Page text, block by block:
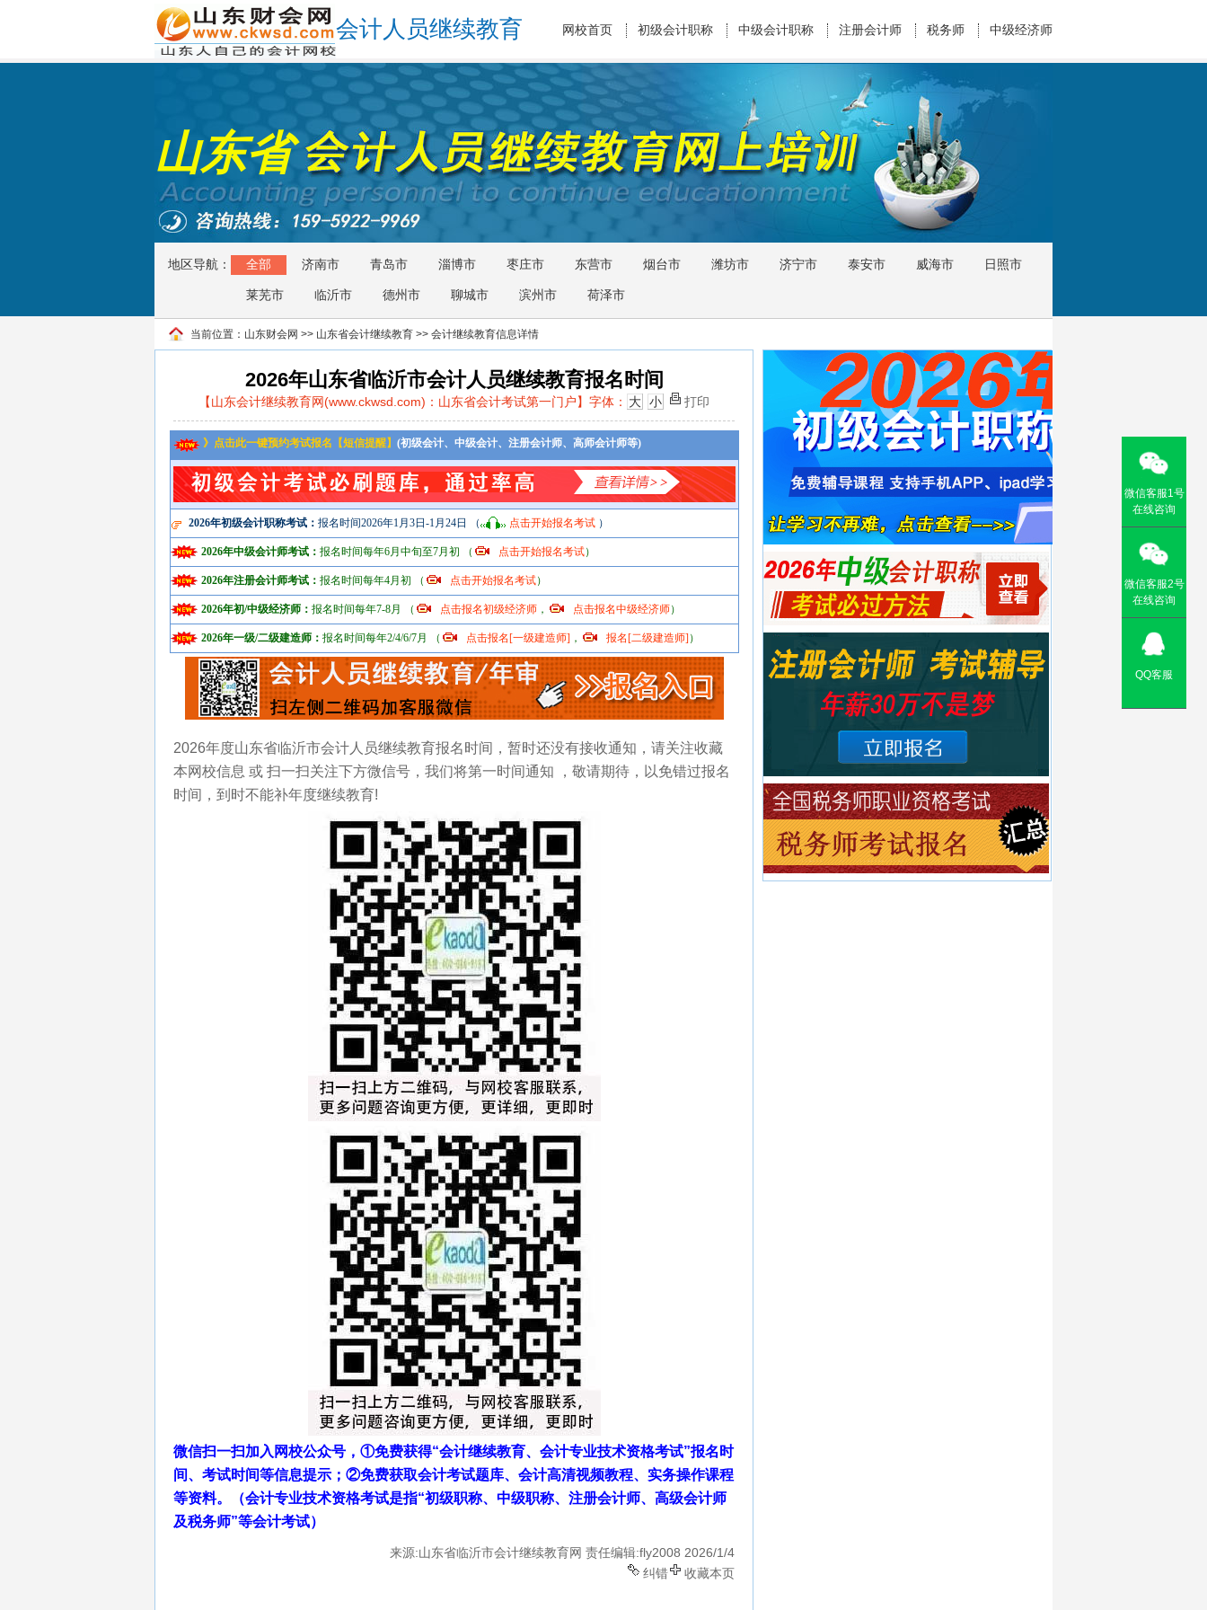
会计人员继续教育 网校首页 初级会计职称 中级会计职称 注册会计师 税务师 中级经济师
山东省
地区导航： 全部 济南市 青岛市 淄博市 枣庄市 东营市 烟台市 潍坊市 济宁市 泰安市 威海市 日照市
莱芜市 临沂市 德州市 聊城市 滨州市 荷泽市
当前位置： 山东财会网 >> 山东省会计继续教育 >> 会计继续教育信息详情
2026年山东省临沂市会计人员继续教育报名时间
【山东会计继续教育网(www.ckwsd.com)：山东省会计考试第一门户】 字体： 大 小 打印
》点击此一键预约考试报名【短信提醒】 (初级会计、中级会计、注册会计师、高师会计师等)
2026年初级会计职称考试： 报名时间2026年1月3日-1月24日 （ 点击开始报名考试）
2026年中级会计师考试： 报名时间每年6月中旬至7月初 （ 点击开始报名考试）
2026年注册会计师考试： 报名时间每年4月初 （ 点击开始报名考试）
2026年初/中级经济师： 报名时间每年7-8月 （ 点击报名初级经济师， 点击报名中级经济师）
2026年一级/二级建造师： 报名时间每年2/4/6/7月 （ 点击报名[一级建造师] ， 报名[二级建造师] ）
2026年度山东省临沂市会计人员继续教育报名时间， 暂时还没有接收通知，请关注收藏
本网校信息 或 扫一扫关注下方微信号，我们将第一时间通知 ，敬请期待，以免错过报名
时间，到时不能补年度继续教育!
微信扫一扫加入网校公众号，①免费获得“会计继续教育、会计专业技术资格考试”报名时
间、考试时间等信息提示；②免费获取会计考试题库、会计高清视频教程、实务操作课程
等资料。（会计专业技术资格考试是指“初级职称、中级职称、注册会计师、高级会计师
及税务师”等会计考试）
来源:山东省临沂市会计继续教育网 责任编辑:fly2008 2026/1/4
纠错
收藏本页
微信客服1号
在线咨询
微信客服2号
在线咨询
QQ客服